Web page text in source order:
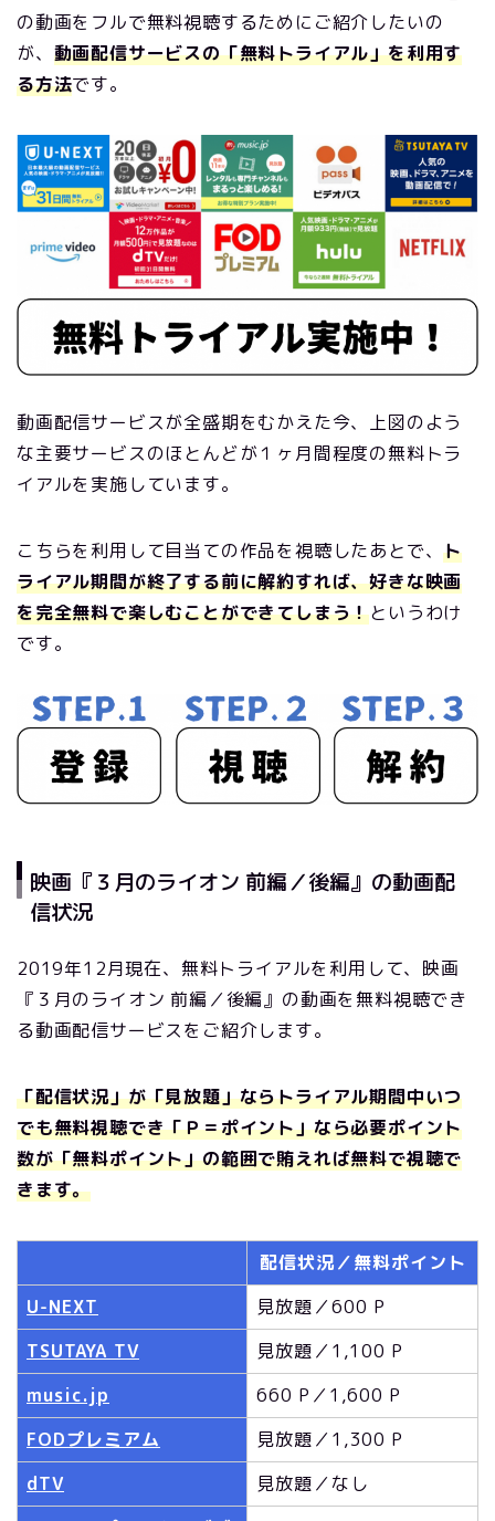
の動画をフルで無料視聴するためにご紹介したいの
が、 動画配信サービスの「無料トライアル」を利用す
る方法です。
動画配信サービスが全盛期をむかえた今、上図のよう
な主要サービスのほとんどが１ヶ月間程度の無料トラ
イアルを実施しています。
こちらを利用して目当ての作品を視聴したあとで、ト
ライアル期間が終了する前に解約すれば、好きな映画
を完全無料で楽しむことができてしまう！というわけ
です。
映画『３月のライオン 前編／後編』の動画配
信状況
2019年12月現在、無料トライアルを利用して、映画
『３月のライオン 前編／後編』の動画を無料視聴でき
る動画配信サービスをご紹介します。
「配信状況」が「見放題」ならトライアル期間中いつ
でも無料視聴でき「Ｐ＝ポイント」なら必要ポイント
数が「無料ポイント」の範囲で賄えれば無料で視聴で
きます。
配信状況／無料ポイント
U-NEXT
見放題／600 P
TSUTAYA TV
見放題／1,100 P
music.jp
660 P／1,600 P
FODプレミアム
見放題／1,300 P
dTV
見放題／なし